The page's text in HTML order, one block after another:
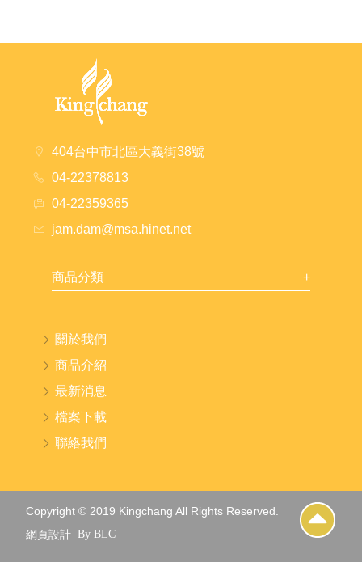
404台中市北區大義街38號
04-22378813
04-22359365
jam.dam@msa.hinet.net
商品分類
關於我們
商品介紹
最新消息
檔案下載
聯絡我們
Copyright © 2019 Kingchang All Rights Reserved.
網頁設計